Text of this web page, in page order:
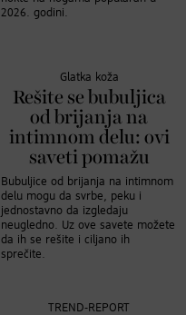
2026. godini.
Glatka koža
Rešite se bubuljica
od brijanja na
intimnom delu: ovi
saveti pomažu
Bubuljice od brijanja na intimnom
delu mogu da svrbe, peku i
jednostavno da izgledaju
neugledno. Uz ove savete možete
da ih se rešite i ciljano ih
sprečite.
TREND-REPORT